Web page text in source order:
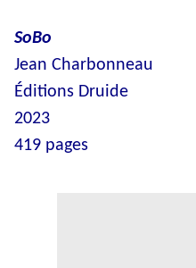
SoBo
Jean Charbonneau
Éditions Druide
2023
419 pages